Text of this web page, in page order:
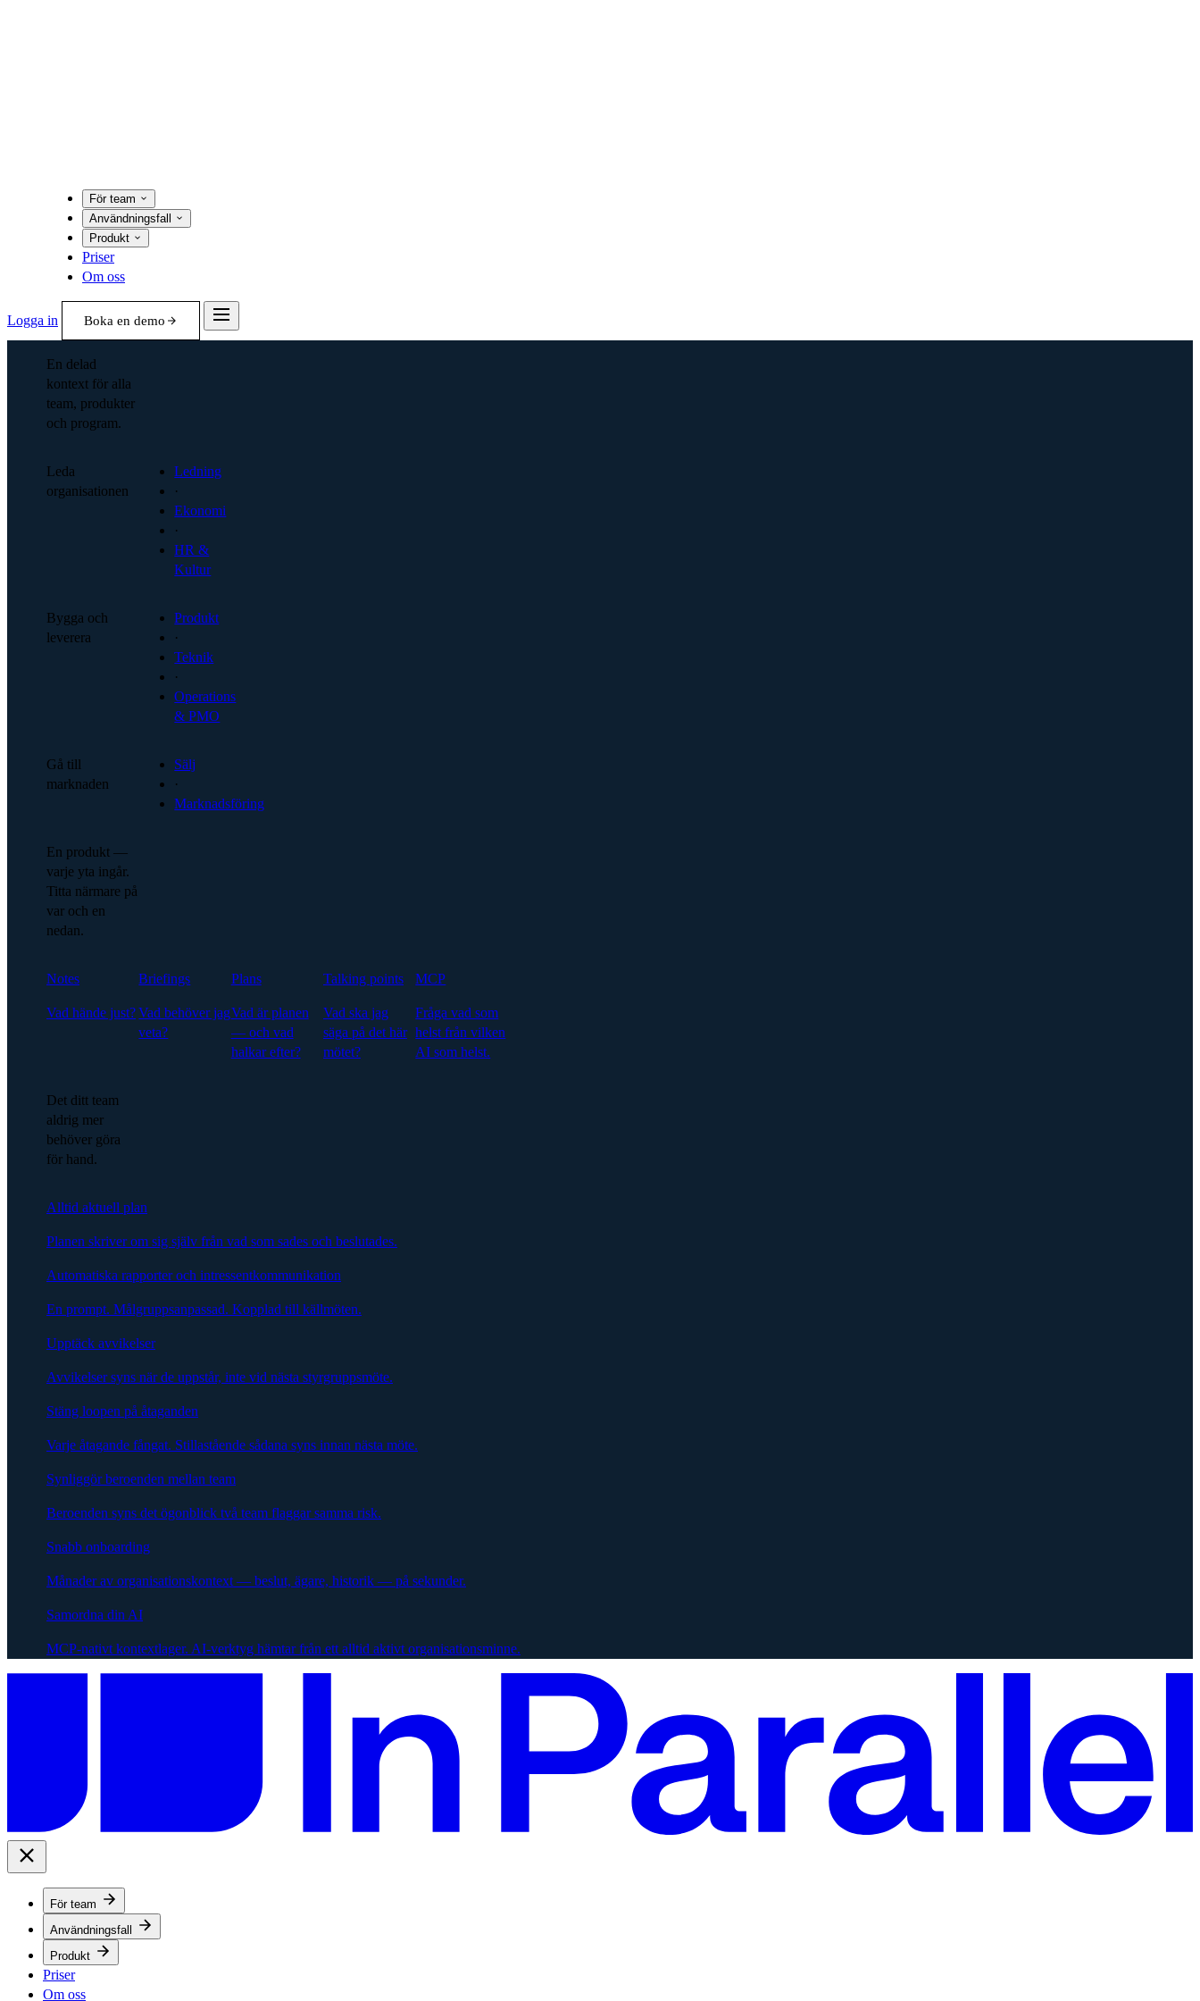
För team
Användningsfall
Produkt
Priser
Om oss
Logga in Boka en demo
En delad
kontext för alla
team, produkter
och program.
Leda
organisationen
Ledning
·
Ekonomi
·
HR &
Kultur
Bygga och
leverera
Produkt
·
Teknik
·
Operations
& PMO
Gå till
marknaden
Sälj
·
Marknadsföring
En produkt —
varje yta ingår.
Titta närmare på
var och en
nedan.
Notes
Vad hände just?
Briefings
Vad behöver jag
veta?
Plans
Vad är planen
— och vad
halkar efter?
Talking points
Vad ska jag
säga på det här
mötet?
MCP
Fråga vad som
helst från vilken
AI som helst.
Det ditt team
aldrig mer
behöver göra
för hand.
Alltid aktuell plan
Planen skriver om sig själv från vad som sades och beslutades.
Automatiska rapporter och intressentkommunikation
En prompt. Målgruppsanpassad. Kopplad till källmöten.
Upptäck avvikelser
Avvikelser syns när de uppstår, inte vid nästa styrgruppsmöte.
Stäng loopen på åtaganden
Varje åtagande fångat. Stillastående sådana syns innan nästa möte.
Synliggör beroenden mellan team
Beroenden syns det ögonblick två team flaggar samma risk.
Snabb onboarding
Månader av organisationskontext — beslut, ägare, historik — på sekunder.
Samordna din AI
MCP-nativt kontextlager. AI-verktyg hämtar från ett alltid aktivt organisationsminne.
För team
Användningsfall
Produkt
Priser
Om oss